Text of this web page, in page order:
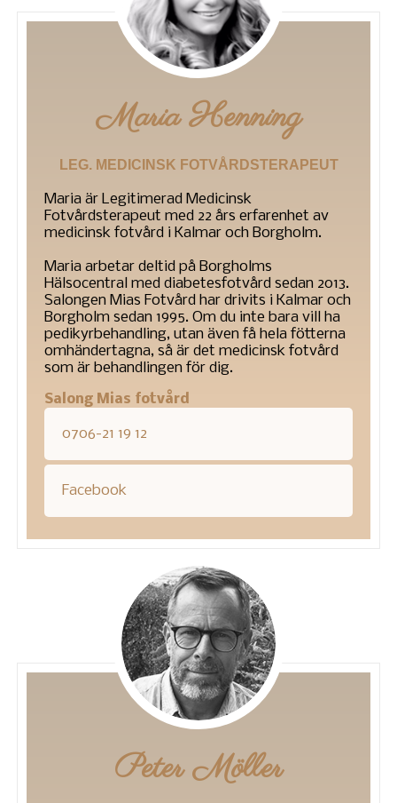
Maria Henning
LEG. MEDICINSK FOTVÅRDSTERAPEUT
Maria är Legitimerad Medicinsk
Fotvårdsterapeut med 22 års erfarenhet av
medicinsk fotvård i Kalmar och Borgholm.
Maria arbetar deltid på Borgholms
Hälsocentral med diabetesfotvård sedan 2013.
Salongen Mias Fotvård har drivits i Kalmar och
Borgholm sedan 1995. Om du inte bara vill ha
pedikyrbehandling, utan även få hela fötterna
omhändertagna, så är det medicinsk fotvård
som är behandlingen för dig.
Salong Mias fotvård
0706-21 19 12
Facebook
Peter Möller